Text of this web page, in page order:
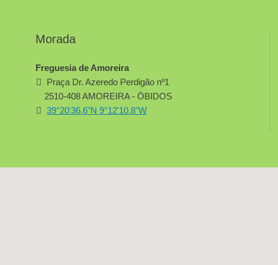
Morada
Freguesia de Amoreira
Praça Dr. Azeredo Perdigão nº1
2510-408 AMOREIRA - ÓBIDOS
39°20'36.6"N 9°12'10.8"W